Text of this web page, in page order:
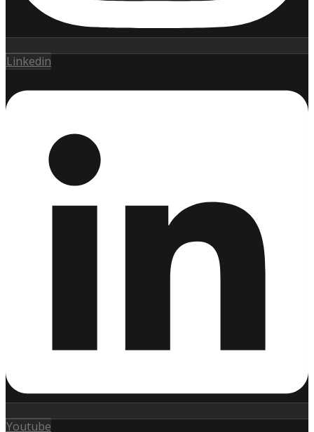
Linkedin
Youtube